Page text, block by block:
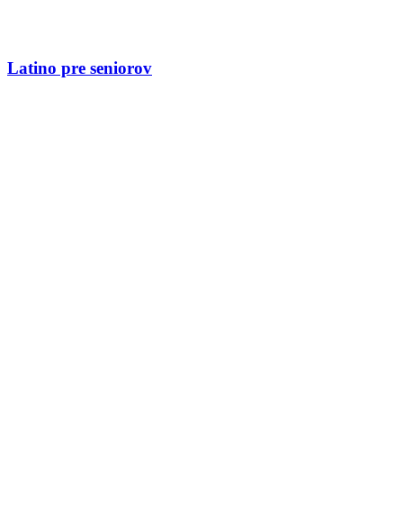
Latino pre seniorov